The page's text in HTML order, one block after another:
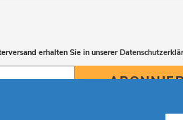
erhalten Sie in unserer